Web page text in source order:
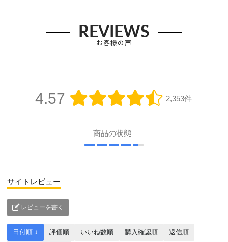
REVIEWS
お客様の声
4.57 2,353件
商品の状態
サイトレビュー
レビューを書く
日付順 ↓ 評価順 いいね数順 購入確認順 返信順